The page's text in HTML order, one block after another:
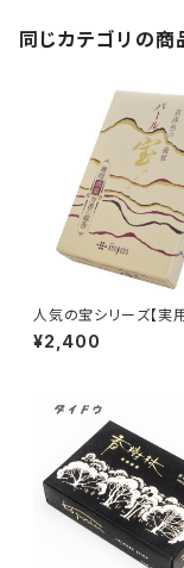
同じカテゴリの商
人気の宝シリーズ【実
ール宝<煙量：少ない>
あり 家庭用 大バ
¥2,400